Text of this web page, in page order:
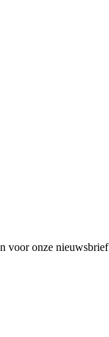
voor onze nieuwsbrief